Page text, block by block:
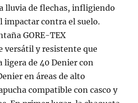
lluvia de flechas, infligiendo
impactar contra el suelo.
GORE-TEX
versátil y resistente que
ligera de 40 Denier con
en áreas de alto
compatible con casco y